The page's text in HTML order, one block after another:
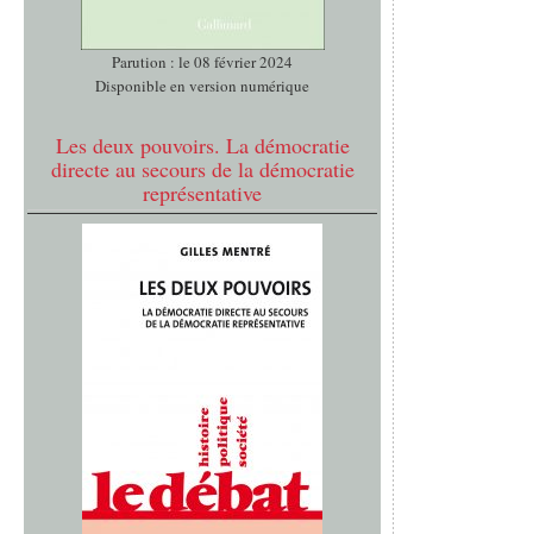
Parution : le 08 février 2024
Disponible en version numérique
Les deux pouvoirs. La démocratie
directe au secours de la démocratie
représentative